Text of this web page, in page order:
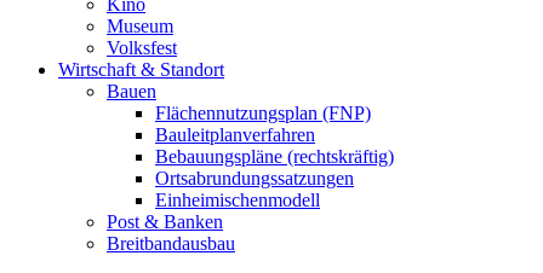
Kino
Museum
Volksfest
Wirtschaft & Standort
Bauen
Flächennutzungsplan (FNP)
Bauleitplanverfahren
Bebauungspläne (rechtskräftig)
Ortsabrundungssatzungen
Einheimischenmodell
Post & Banken
Breitbandausbau